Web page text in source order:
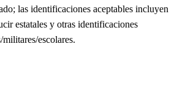
las identificaciones aceptables incluyen
estatales y otras identificaciones
militares/escolares.